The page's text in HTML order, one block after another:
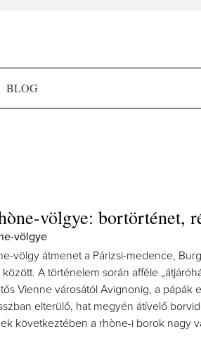
BLOG
völgye: bortörténet,
völgye
völgy átmenet a Párizsi-medence,
A történelem során afféle
Vienne városától Avignonig, a pápák
elterülő, hat megyén átívelő
következtében a rhòne-i borok nagy